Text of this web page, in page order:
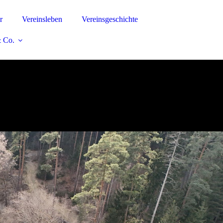
Vereinsleben Vereinsgeschichte
Co.